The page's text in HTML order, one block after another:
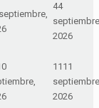
44
2026
11 11
2026